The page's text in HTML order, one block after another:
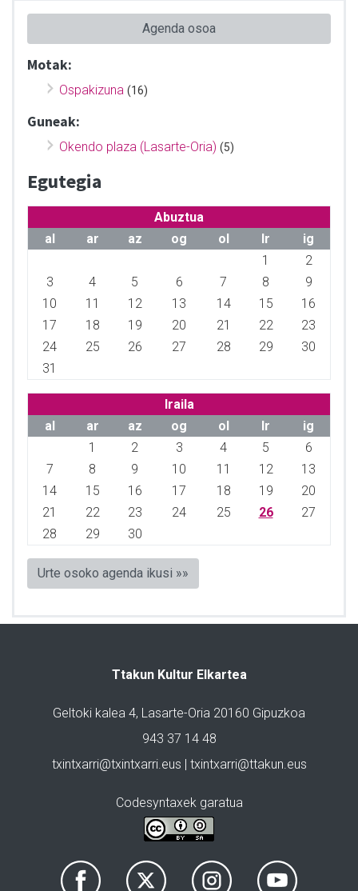
Agenda osoa
Motak:
Ospakizuna (16)
Guneak:
Okendo plaza (Lasarte-Oria) (5)
Egutegia
Abuztua
al
ar az og ol lr
ig
1
2
3
4 5 6 7 8
9
10
11 12 13 14 15
16
17
18 19 20 21 22
23
24
25 26 27 28 29
30
31
Iraila
al
ar az og ol lr
ig
1
2 3 4 5
6
7
8 9 10 11 12
13
14
15 16 17 18 19
20
21
22 23 24 25 26
27
28
29 30
Urte osoko agenda ikusi »»
Ttakun Kultur Elkartea
Geltoki kalea 4, Lasarte-Oria 20160 Gipuzkoa
943 37 14 48
txintxarri@txintxarri.eus | txintxarri@ttakun.eus
Codesyntaxek garatua